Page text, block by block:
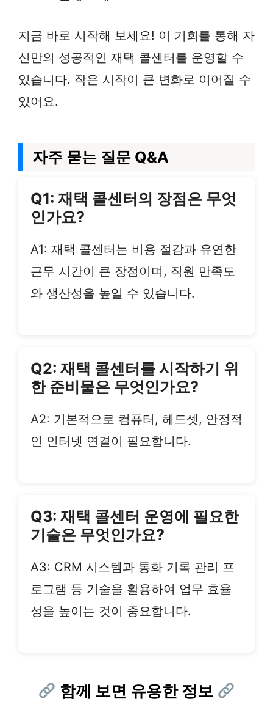
지금 바로 시작해 보세요! 이 기회를 통해 자
신만의 성공적인 재택 콜센터를 운영할 수
있습니다. 작은 시작이 큰 변화로 이어질 수
있어요.
자주 묻는 질문 Q&A
Q1: 재택 콜센터의 장점은 무엇
인가요?
A1: 재택 콜센터는 비용 절감과 유연한
근무 시간이 큰 장점이며, 직원 만족도
와 생산성을 높일 수 있습니다.
Q2: 재택 콜센터를 시작하기 위
한 준비물은 무엇인가요?
A2: 기본적으로 컴퓨터, 헤드셋, 안정적
인 인터넷 연결이 필요합니다.
Q3: 재택 콜센터 운영에 필요한
기술은 무엇인가요?
A3: CRM 시스템과 통화 기록 관리 프
로그램 등 기술을 활용하여 업무 효율
성을 높이는 것이 중요합니다.
함께 보면 유용한 정보